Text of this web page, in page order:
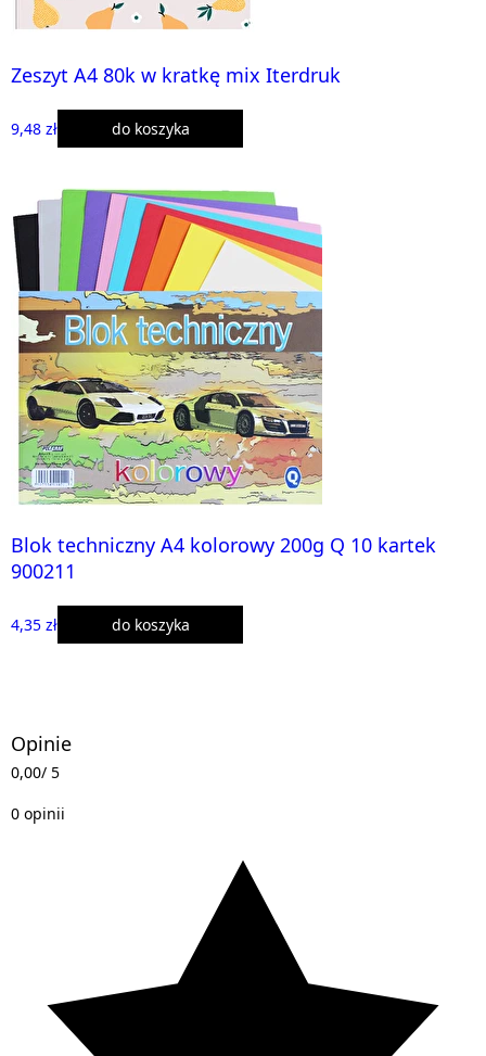
Zeszyt A4 80k w kratkę mix Iterdruk
9,48 zł do koszyka
Blok techniczny A4 kolorowy 200g Q 10 kartek
900211
4,35 zł do koszyka
Opinie
0,00/ 5
0 opinii